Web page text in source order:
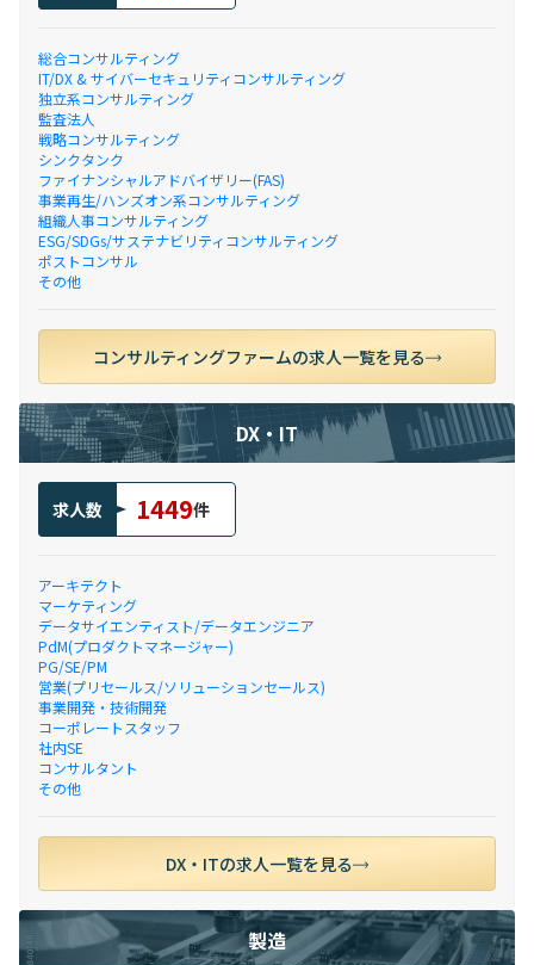
総合コンサルティング
IT/DX & サイバーセキュリティコンサルティング
独立系コンサルティング
監査法人
戦略コンサルティング
シンクタンク
ファイナンシャルアドバイザリー(FAS)
事業再生/ハンズオン系コンサルティング
組織人事コンサルティング
ESG/SDGs/サステナビリティコンサルティング
ポストコンサル
その他
コンサルティングファームの求人一覧を見る
DX・IT
求人数 1449件
アーキテクト
マーケティング
データサイエンティスト/データエンジニア
PdM(プロダクトマネージャー)
PG/SE/PM
営業(プリセールス/ソリューションセールス)
事業開発・技術開発
コーポレートスタッフ
社内SE
コンサルタント
その他
DX・ITの求人一覧を見る
製造